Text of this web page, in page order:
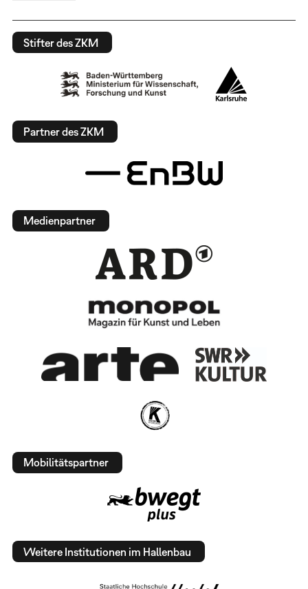
Stifter des ZKM
Partner des ZKM
Medienpartner
Mobilitätspartner
Weitere Institutionen im Hallenbau